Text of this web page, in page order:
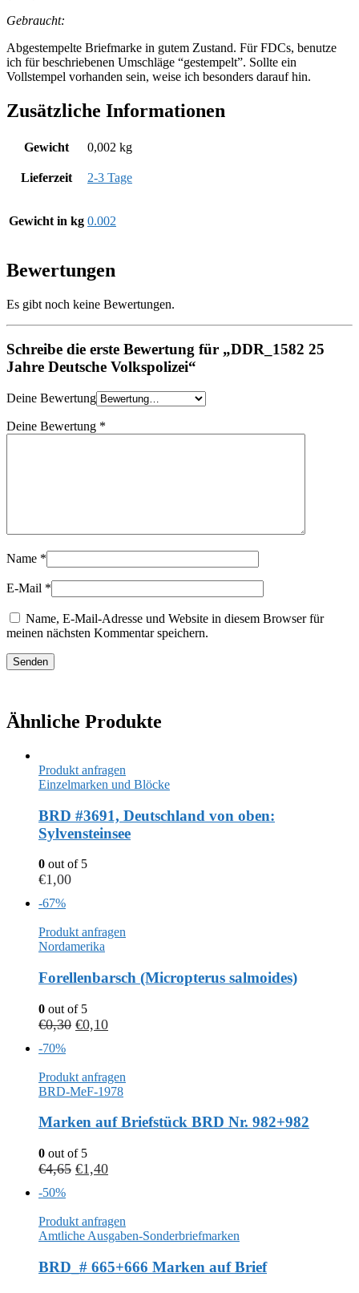
Gebraucht:
Abgestempelte Briefmarke in gutem Zustand. Für FDCs, benutze
ich für beschriebenen Umschläge “gestempelt”. Sollte ein
Vollstempel vorhanden sein, weise ich besonders darauf hin.
Zusätzliche Informationen
Gewicht 0,002 kg
Lieferzeit 2-3 Tage
Gewicht in kg 0.002
Bewertungen
Es gibt noch keine Bewertungen.
Schreibe die erste Bewertung für „DDR_1582 25
Jahre Deutsche Volkspolizei“
Deine Bewertung
Deine Bewertung *
Name *
E-Mail *
Name, E-Mail-Adresse und Website in diesem Browser für
meinen nächsten Kommentar speichern.
Ähnliche Produkte
Produkt anfragen
Einzelmarken und Blöcke
BRD #3691, Deutschland von oben:
Sylvensteinsee
0 out of 5
€1,00
-67%
Produkt anfragen
Nordamerika
Forellenbarsch (Micropterus salmoides)
0 out of 5
€0,30 €0,10
-70%
Produkt anfragen
BRD-MeF-1978
Marken auf Briefstück BRD Nr. 982+982
0 out of 5
€4,65 €1,40
-50%
Produkt anfragen
Amtliche Ausgaben-Sonderbriefmarken
BRD_# 665+666 Marken auf Brief